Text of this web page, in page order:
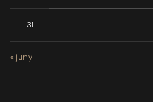
31
« juny